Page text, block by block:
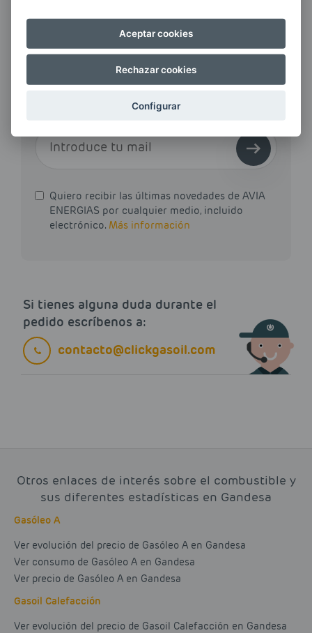
¿QUIERES ESTAR AL DÍA DE
ÚLTIMAS NOVEDADES?
Quiero recibir las últimas novedades de AVIA
ENERGIAS por cualquier medio, incluido
electrónico. Más información
Si tienes alguna duda durante el
pedido escríbenos a:
contacto@clickgasoil.com
Otros enlaces de interés sobre el combustible y
sus diferentes estadísticas en Gandesa
Gasóleo A
Ver evolución del precio de Gasóleo A en Gandesa
Ver consumo de Gasóleo A en Gandesa
Ver precio de Gasóleo A en Gandesa
Gasoil Calefacción
Ver evolución del precio de Gasoil Calefacción en Gandesa
Aceptar cookies
Rechazar cookies
Configurar